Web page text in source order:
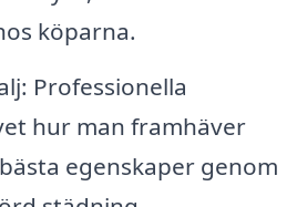
köparna.
Professionella
hur man framhäver
egenskaper genom